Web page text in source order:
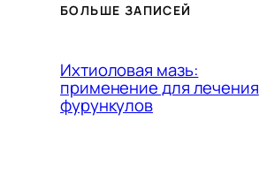
БОЛЬШЕ ЗАПИСЕЙ
Ихтиоловая мазь:
применение для лечения
фурункулов